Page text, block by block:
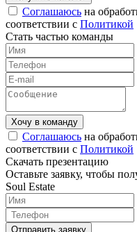
Соглашаюсь на
соответствии с Политикой
Стать частью команды
Соглашаюсь на
соответствии с Политикой
Скачать презентацию
Оставьте заявку, чтобы
Soul Estate